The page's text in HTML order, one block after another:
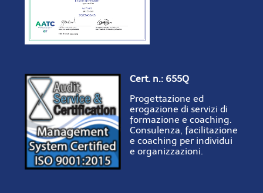
Cert. n.: 655Q
Progettazione ed
erogazione di servizi di
formazione e coaching.
Consulenza, facilitazione
e coaching per individui
e organizzazioni.